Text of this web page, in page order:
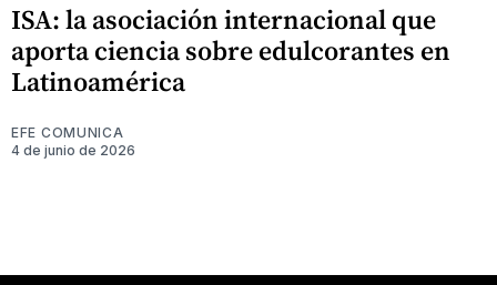
ISA: la asociación internacional que
aporta ciencia sobre edulcorantes en
Latinoamérica
EFE COMUNICA
4 de junio de 2026